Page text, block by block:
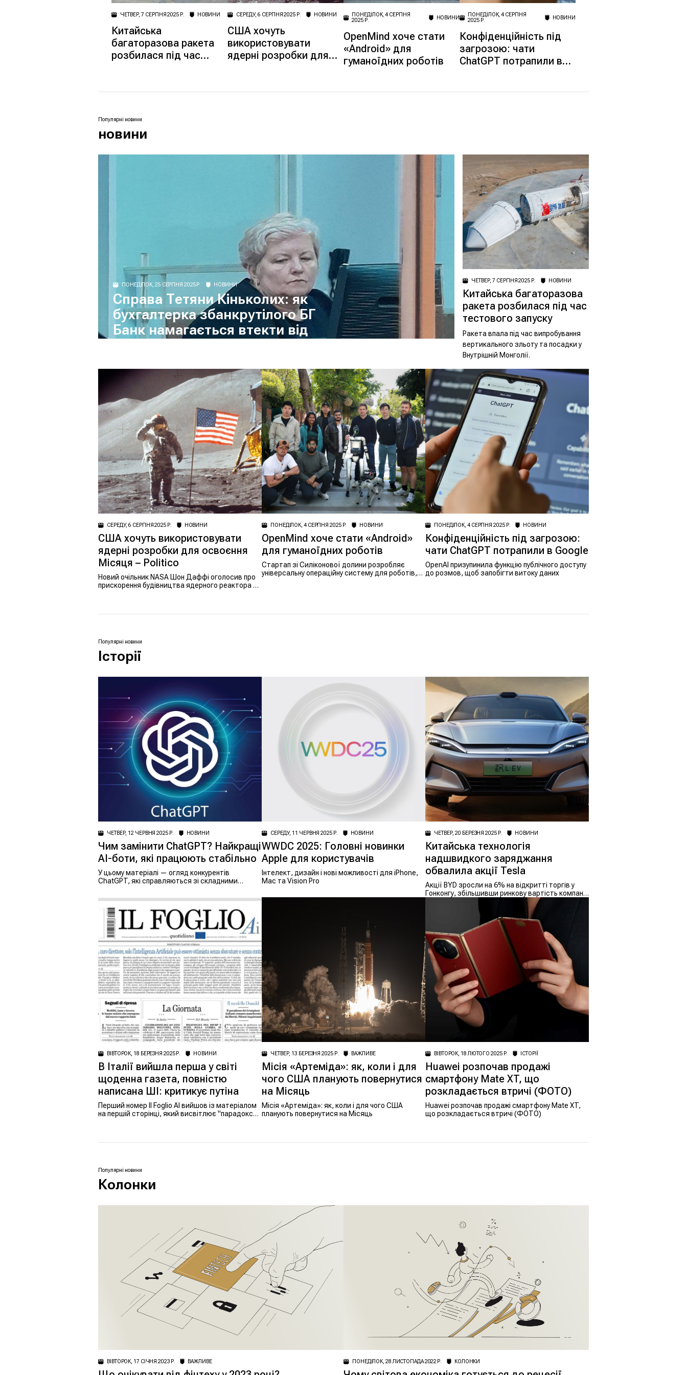
ЧЕТВЕР, 7 СЕРПНЯ 2025 Р. НОВИНИ
Китайська
багаторазова ракета
розбилася під час
СЕРЕДУ, 6 СЕРПНЯ 2025 Р. НОВИНИ
США хочуть
використовувати
ядерні розробки для
ПОНЕДІЛОК, 4 СЕРПНЯ
2025 Р.
НОВИНИ
OpenMind хоче стати
«Android» для
гуманоїдних роботів
ПОНЕДІЛОК, 4 СЕРПНЯ
2025 Р.
НОВИНИ
Конфіденційність під
загрозою: чати
ChatGPT потрапили в
Популярні новини
новини
ПОНЕДІЛОК, 25 СЕРПНЯ 2025 Р. НОВИНИ
Справа Тетяни Кіньколих: як
бухгалтерка збанкрутілого БГ
Банк намагається втекти від
ЧЕТВЕР, 7 СЕРПНЯ 2025 Р. НОВИНИ
Китайська багаторазова
ракета розбилася під час
тестового запуску
Ракета впала під час випробування
вертикального зльоту та посадки у
Внутрішній Монголії.
СЕРЕДУ, 6 СЕРПНЯ 2025 Р. НОВИНИ
США хочуть використовувати
ядерні розробки для освоєння
Місяця – Politico
Новий очільник NASA Шон Даффі оголосив про
прискорення будівництва ядерного реактора на
ПОНЕДІЛОК, 4 СЕРПНЯ 2025 Р. НОВИНИ
OpenMind хоче стати «Android»
для гуманоїдних роботів
Стартап зі Силіконової долини розробляє
універсальну операційну систему для роботів,
ПОНЕДІЛОК, 4 СЕРПНЯ 2025 Р. НОВИНИ
Конфіденційність під загрозою:
чати ChatGPT потрапили в Google
OpenAI призупинила функцію публічного доступу
до розмов, щоб запобігти витоку даних
Популярні новини
Історії
ЧЕТВЕР, 12 ЧЕРВНЯ 2025 Р. НОВИНИ
Чим замінити ChatGPT? Найкращі
AI-боти, які працюють стабільно
У цьому матеріалі — огляд конкурентів
ChatGPT, які справляються зі складними
СЕРЕДУ, 11 ЧЕРВНЯ 2025 Р. НОВИНИ
WWDC 2025: Головні новинки
Apple для користувачів
Інтелект, дизайн і нові можливості для iPhone,
Mac та Vision Pro
ЧЕТВЕР, 20 БЕРЕЗНЯ 2025 Р. НОВИНИ
Китайська технологія
надшвидкого заряджання
обвалила акції Tesla
Акції BYD зросли на 6% на відкритті торгів у
Гонконгу, збільшивши ринкову вартість компанії
ВІВТОРОК, 18 БЕРЕЗНЯ 2025 Р. НОВИНИ
В Італії вийшла перша у світі
щоденна газета, повністю
написана ШІ: критикує путіна
Перший номер Il Foglio AI вийшов із матеріалом
на першій сторінці, який висвітлює "парадокс
ЧЕТВЕР, 13 БЕРЕЗНЯ 2025 Р. ВАЖЛИВЕ
Місія «Артеміда»: як, коли і для
чого США планують повернутися
на Місяць
Місія «Артеміда»: як, коли і для чого США
планують повернутися на Місяць
ВІВТОРОК, 18 ЛЮТОГО 2025 Р. ІСТОРІЇ
Huawei розпочав продажі
смартфону Mate XT, що
розкладається втричі (ФОТО)
Huawei розпочав продажі смартфону Mate XT,
що розкладається втричі (ФОТО)
Популярні новини
Колонки
ВІВТОРОК, 17 СІЧНЯ 2023 Р. ВАЖЛИВЕ ПОНЕДІЛОК, 28 ЛИСТОПАДА 2022 Р. КОЛОНКИ